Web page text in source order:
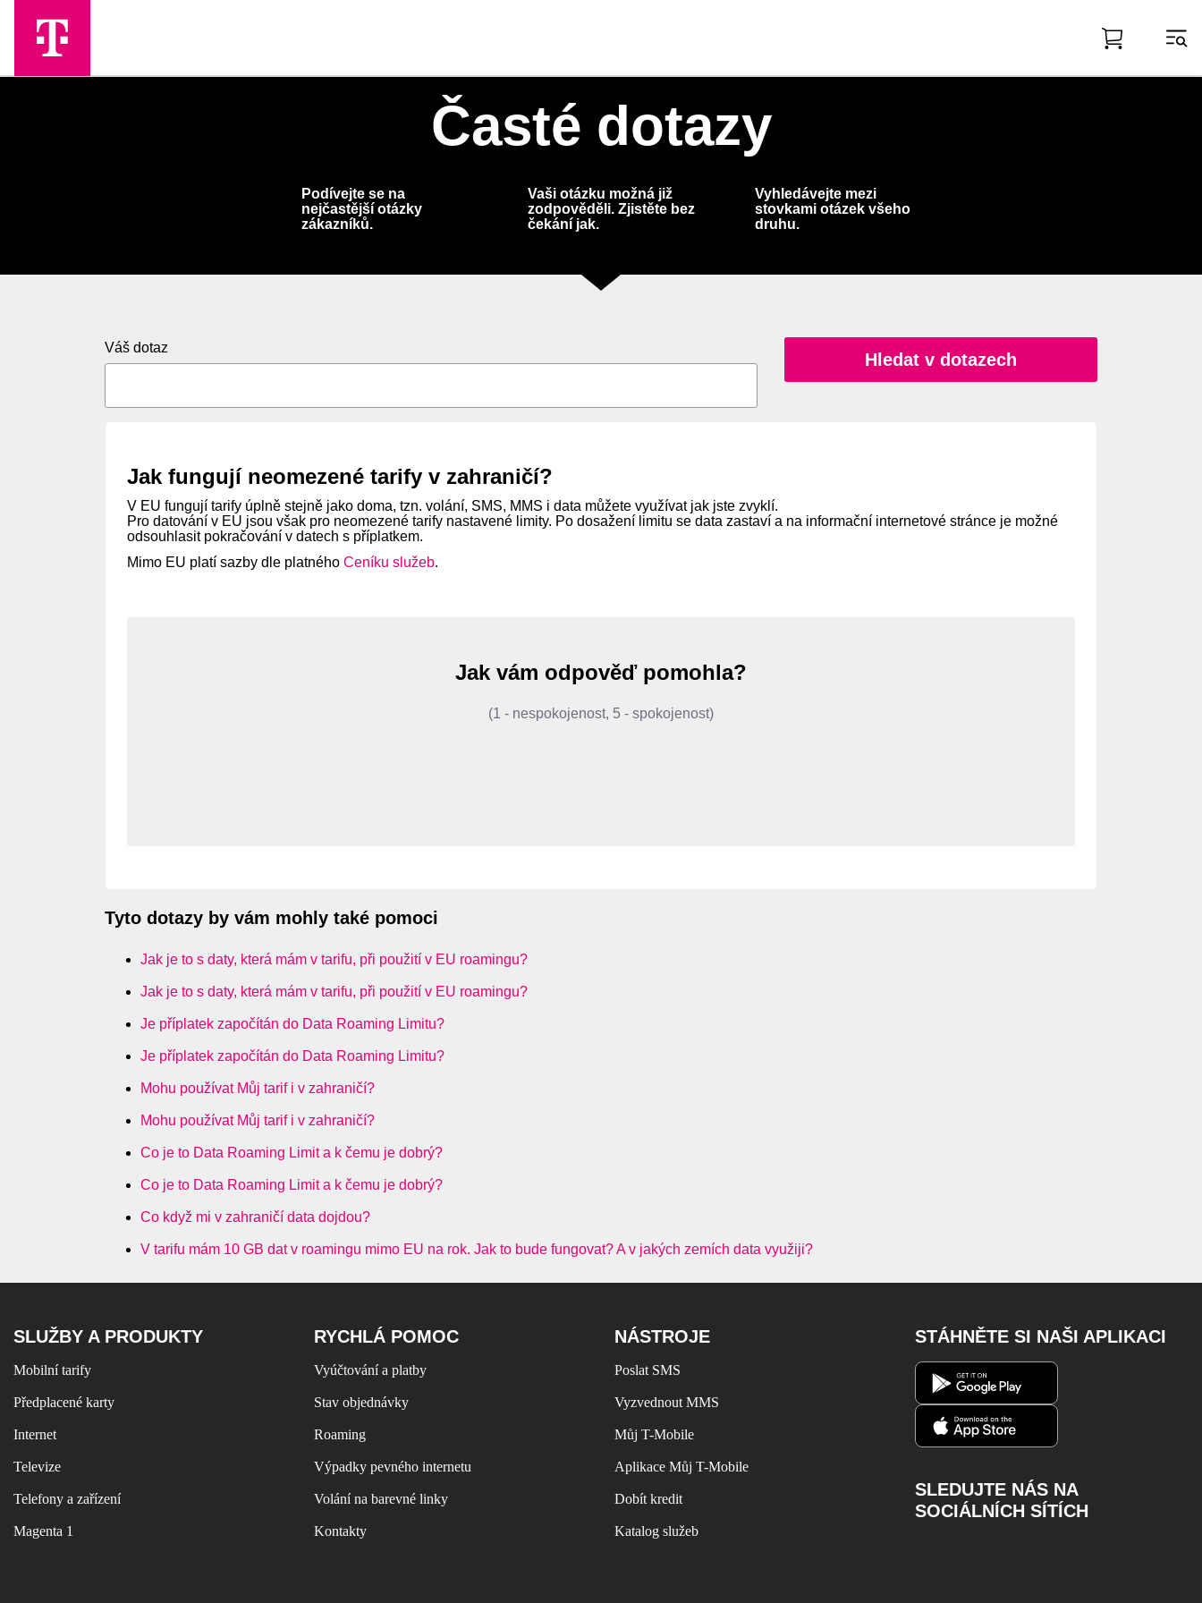
Časté dotazy
Podívejte se na
nejčastější otázky
zákazníků.
Vaši otázku možná již
zodpověděli. Zjistěte bez
čekání jak.
Vyhledávejte mezi
stovkami otázek všeho
druhu.
Váš dotaz
Hledat v dotazech
Jak fungují neomezené tarify v zahraničí?
V EU fungují tarify úplně stejně jako doma, tzn. volání, SMS, MMS i data můžete využívat jak jste zvyklí.
Pro datování v EU jsou však pro neomezené tarify nastavené limity. Po dosažení limitu se data zastaví a na informační internetové stránce je možné
odsouhlasit pokračování v datech s příplatkem.
Mimo EU platí sazby dle platného Ceníku služeb.
Jak vám odpověď pomohla?
(1 - nespokojenost, 5 - spokojenost)
Tyto dotazy by vám mohly také pomoci
Jak je to s daty, která mám v tarifu, při použití v EU roamingu?
Jak je to s daty, která mám v tarifu, při použití v EU roamingu?
Je příplatek započítán do Data Roaming Limitu?
Je příplatek započítán do Data Roaming Limitu?
Mohu používat Můj tarif i v zahraničí?
Mohu používat Můj tarif i v zahraničí?
Co je to Data Roaming Limit a k čemu je dobrý?
Co je to Data Roaming Limit a k čemu je dobrý?
Co když mi v zahraničí data dojdou?
V tarifu mám 10 GB dat v roamingu mimo EU na rok. Jak to bude fungovat? A v jakých zemích data využiji?
SLUŽBY A PRODUKTY
Mobilní tarify
Předplacené karty
Internet
Televize
Telefony a zařízení
Magenta 1
RYCHLÁ POMOC
Vyúčtování a platby
Stav objednávky
Roaming
Výpadky pevného internetu
Volání na barevné linky
Kontakty
NÁSTROJE
Poslat SMS
Vyzvednout MMS
Můj T-Mobile
Aplikace Můj T-Mobile
Dobít kredit
Katalog služeb
STÁHNĚTE SI NAŠI APLIKACI
SLEDUJTE NÁS NA
SOCIÁLNÍCH SÍTÍCH